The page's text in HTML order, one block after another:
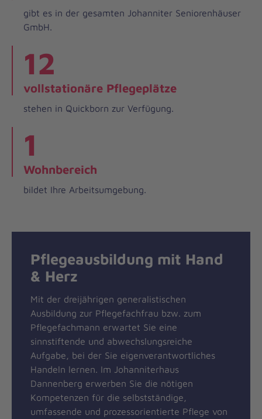
gibt es in der gesamten Johanniter Seniorenhäuser
GmbH.
12
vollstationäre Pflegeplätze
stehen in Quickborn zur Verfügung.
1
Wohnbereich
bildet Ihre Arbeitsumgebung.
Pflegeausbildung mit Hand
& Herz
Mit der dreijährigen generalistischen
Ausbildung zur Pflegefachfrau bzw. zum
Pflegefachmann erwartet Sie eine
sinnstiftende und abwechslungsreiche
Aufgabe, bei der Sie eigenverantwortliches
Handeln lernen. Im Johanniterhaus
Dannenberg erwerben Sie die nötigen
Kompetenzen für die selbstständige,
umfassende und prozessorientierte Pflege von